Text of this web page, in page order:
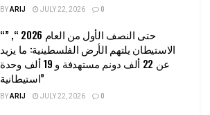
BYARIJ JULY 22, 2026 0
“حتى النصف الأول من العام 2026 “, ”
الاستيطان يلتهم الأرض الفلسطينية: ما يزيد
عن 22 ألف دونم مستهدفة و 19 ألف وحدة
استيطانية”
BYARIJ JULY 22, 2026 0